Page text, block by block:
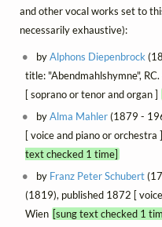
and other vocal works set to
necessarily exhaustive):
byAlphons Diepenbrock
title: "Abendmahlshymne",
[ soprano or tenor and organ ]
byAlma Mahler(1879 -
[ voice and piano or orchestra
text checked 1 time]
by Franz Peter Schubert
(1819), published 1872 [
Wien [sung text checked 1